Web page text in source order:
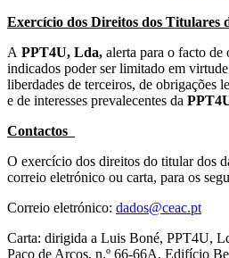
Exercício dos Direitos dos Titulares
A PPT4U, Lda, alerta para o facto
indicados poder ser limitado em
liberdades de terceiros, de obrigações
e de interesses prevalecentes da
Contactos
O exercício dos direitos do titular dos
correio eletrónico ou carta, para os
Correio eletrónico: dados@ceac.pt
Carta: dirigida a Luis Boné, PPT4U,
Paço de Arcos, n.º 66-66A, Edifício